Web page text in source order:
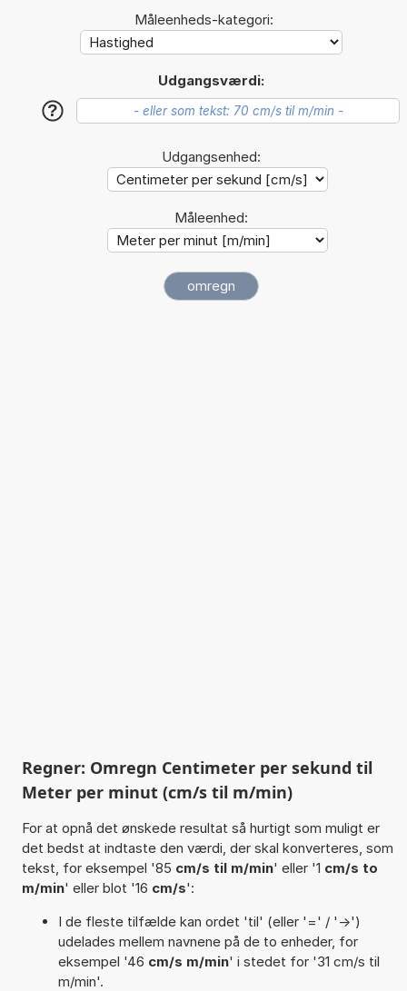
Måleenheds-kategori:
Udgangsværdi:
?
Udgangsenhed:
Måleenhed:
Regner: Omregn Centimeter per sekund til
Meter per minut (cm/s til m/min)
For at opnå det ønskede resultat så hurtigt som muligt er
det bedst at indtaste den værdi, der skal konverteres, som
tekst, for eksempel '85 cm/s til m/min' eller '1 cm/s to
m/min' eller blot '16 cm/s':
I de fleste tilfælde kan ordet 'til' (eller '=' / '->')
udelades mellem navnene på de to enheder, for
eksempel '46 cm/s m/min' i stedet for '31 cm/s til
m/min'.